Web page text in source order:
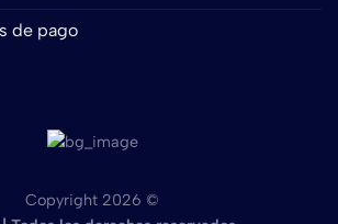
de pago
Copyright 2026 ©